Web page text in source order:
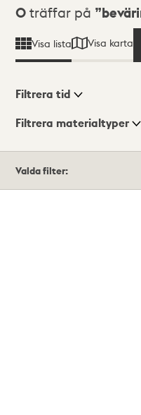
Sökresultat
0 träffar på
Visa lista Visa karta
Visningsläge
Filtrera tid
Filtrera materialtyper
träffar
Valda filter: